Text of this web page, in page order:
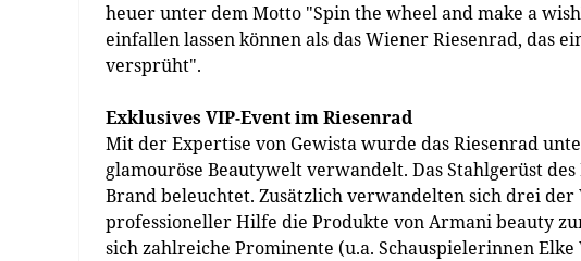
heuer unter dem Motto "Spin the wheel and make a
einfallen lassen können als das Wiener Riesenrad, das
versprüht".
Exklusives VIP-Event im Riesenrad
Mit der Expertise von Gewista wurde das Riesenrad
glamouröse Beautywelt verwandelt. Das Stahlgerüst
Brand beleuchtet. Zusätzlich verwandelten sich drei der
professioneller Hilfe die Produkte von Armani beauty
sich zahlreiche Prominente (u.a. Schauspielerinnen